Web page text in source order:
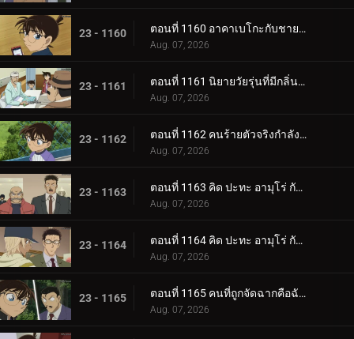
23 - 1160 ตอนที่ 1160 อาคาเบโกะกับชายผู้โชคดี 3 คน
Aug. 07, 2026
23 - 1161 ตอนที่ 1161 นิยายวัยรุ่นที่มีกลิ่นความรู้สึกผิด
Aug. 07, 2026
23 - 1162 ตอนที่ 1162 คนร้ายตัวจริงกำลังหลบหนี
Aug. 07, 2026
23 - 1163 ตอนที่ 1163 คิด ปะทะ อามุโร่ กับมงกุฎราชินี (ตอนแรก)
Aug. 07, 2026
23 - 1164 ตอนที่ 1164 คิด ปะทะ อามุโร่ กับมงกุฎราชินี (ตอนจบ)
Aug. 07, 2026
23 - 1165 ตอนที่ 1165 คนที่ถูกจัดฉากคือฉันเอง
Aug. 07, 2026